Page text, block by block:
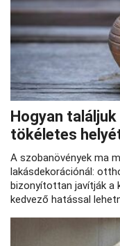
Hogyan
tökéletes
A szobanövények ma
lakásdekorációnál:
bizonyítottan javítják a
kedvező hatással